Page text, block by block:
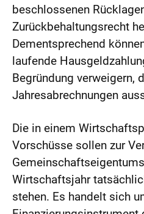
beschlossenen
Zurückbehaltungsrecht
Dementsprechend
laufende
Begründung verweigern,
Jahresabrechnungen
Die in einem
Vorschüsse sollen zur
Wirtschaftsjahr
stehen. Es handelt sich